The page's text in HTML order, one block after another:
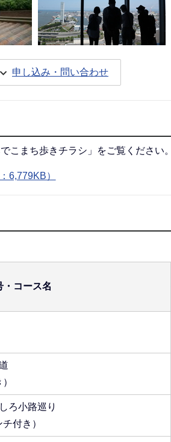
申し込み・問い合わせ
こまち歩きチラシ」をご覧ください。
6,779KB）
・コース名
ろ小路巡り
付き）